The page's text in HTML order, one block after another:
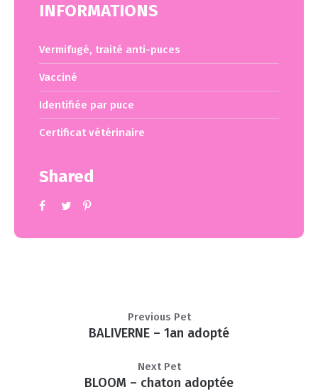
INFORMATIONS
Vermifugé, traité anti-puces
Vacciné
Identifiée par puce
Certificat vétérinaire
Shared
BALIVERNE – 1an adopté
Previous Pet
BLOOM – chaton adoptée
Next Pet